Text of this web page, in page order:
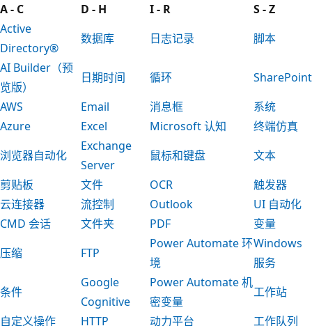
A - C
D - H I - R
S - Z
Active
Directory®
数据库 日志记录
脚本
AI Builder（预
览版）
日期时间 循环
SharePoint
AWS
Email 消息框
系统
Azure
Excel Microsoft 认知
终端仿真
浏览器自动化
Exchange
Server
鼠标和键盘
文本
剪贴板
文件 OCR
触发器
云连接器
流控制 Outlook
UI 自动化
CMD 会话
文件夹 PDF
变量
压缩
FTP
Power Automate 环
境
Windows
服务
条件
Google
Cognitive
Power Automate 机
密变量
工作站
自定义操作
HTTP 动力平台
工作队列